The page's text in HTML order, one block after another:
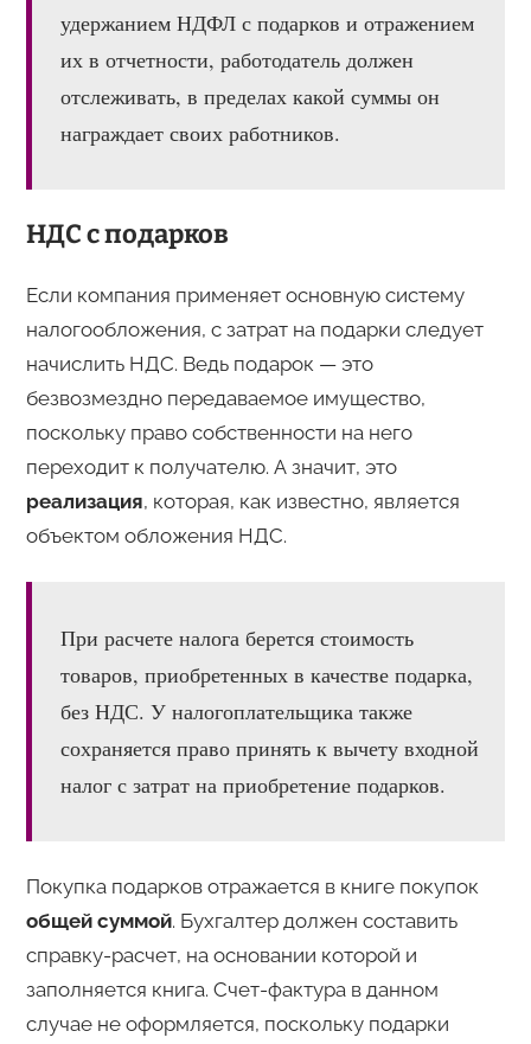
удержанием НДФЛ с подарков и отражением
их в отчетности, работодатель должен
отслеживать, в пределах какой суммы он
награждает своих работников.
НДС с подарков
Если компания применяет основную систему
налогообложения, с затрат на подарки следует
начислить НДС. Ведь подарок — это
безвозмездно передаваемое имущество,
поскольку право собственности на него
переходит к получателю. А значит, это
реализация, которая, как известно, является
объектом обложения НДС.
При расчете налога берется стоимость
товаров, приобретенных в качестве подарка,
без НДС. У налогоплательщика также
сохраняется право принять к вычету входной
налог с затрат на приобретение подарков.
Покупка подарков отражается в книге покупок
общей суммой. Бухгалтер должен составить
справку-расчет, на основании которой и
заполняется книга. Счет-фактура в данном
случае не оформляется, поскольку подарки